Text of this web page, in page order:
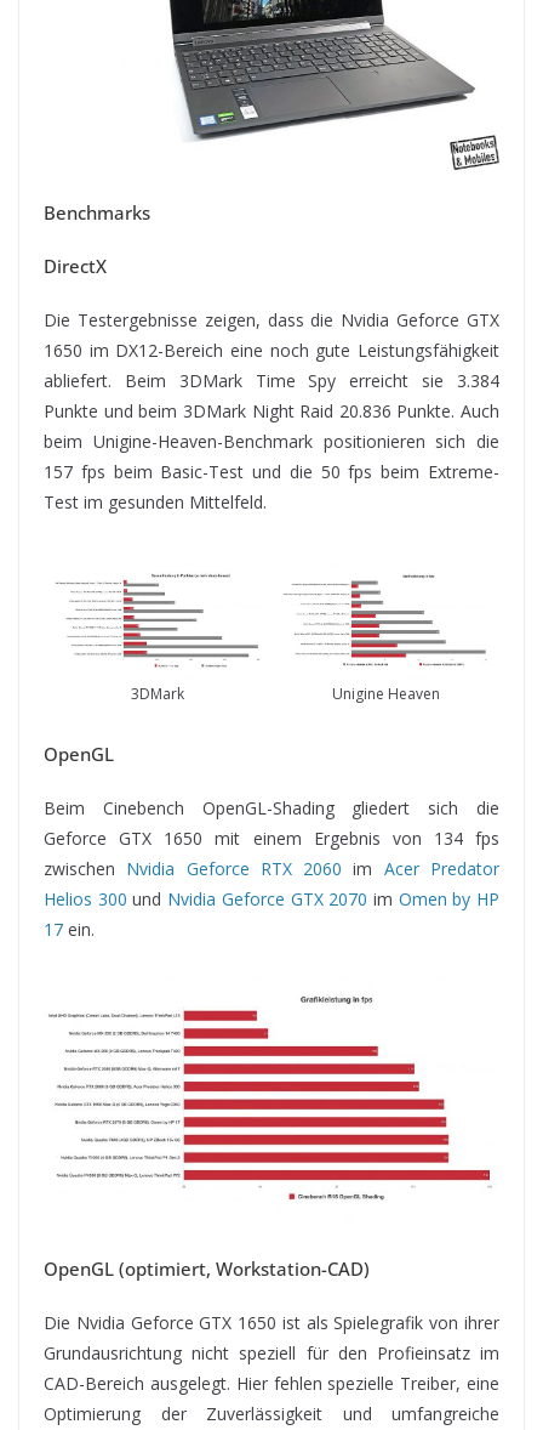
Benchmarks
DirectX
Die Testergebnisse zeigen, dass die Nvidia Geforce GTX
1650 im DX12-Bereich eine noch gute Leistungsfähigkeit
abliefert. Beim 3DMark Time Spy erreicht sie 3.384
Punkte und beim 3DMark Night Raid 20.836 Punkte. Auch
beim Unigine-Heaven-Benchmark positionieren sich die
157 fps beim Basic-Test und die 50 fps beim Extreme-
Test im gesunden Mittelfeld.
3DMark Unigine Heaven
OpenGL
Beim Cinebench OpenGL-Shading gliedert sich die
Geforce GTX 1650 mit einem Ergebnis von 134 fps
zwischen Nvidia Geforce RTX 2060 im Acer Predator
Helios 300 und Nvidia Geforce GTX 2070 im Omen by HP
17 ein.
OpenGL (optimiert, Workstation-CAD)
Die Nvidia Geforce GTX 1650 ist als Spielegrafik von ihrer
Grundausrichtung nicht speziell für den Profieinsatz im
CAD-Bereich ausgelegt. Hier fehlen spezielle Treiber, eine
Optimierung der Zuverlässigkeit und umfangreiche